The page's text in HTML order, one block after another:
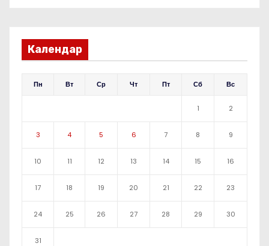
Календар
Пн Вт Ср Чт Пт Сб Вс
1 2
3 4 5 6 7 8 9
10 11 12 13 14 15 16
17 18 19 20 21 22 23
24 25 26 27 28 29 30
31